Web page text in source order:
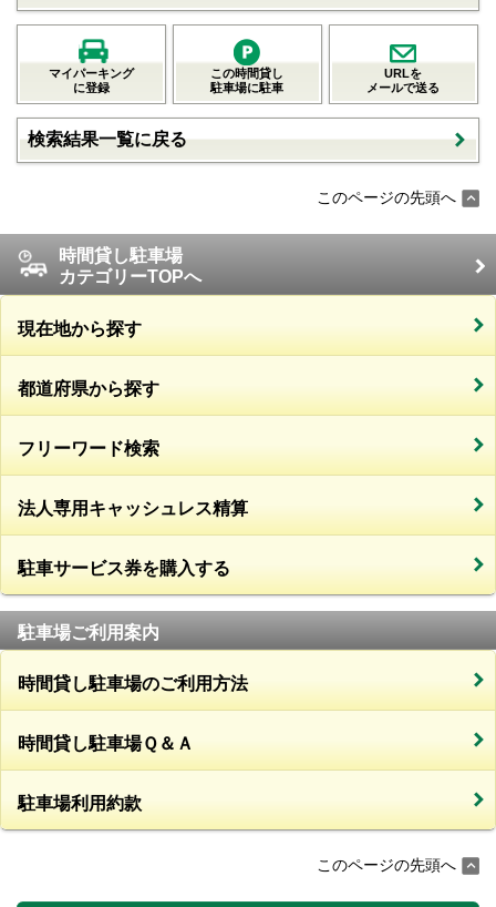
マイパーキング
に登録
この時間貸し
駐車場に駐車
URLを
メールで送る
検索結果一覧に戻る
このページの先頭へ
時間貸し駐車場
カテゴリーTOPへ
現在地から探す
都道府県から探す
フリーワード検索
法人専用キャッシュレス精算
駐車サービス券を購入する
駐車場ご利用案内
時間貸し駐車場のご利用方法
時間貸し駐車場Ｑ＆Ａ
駐車場利用約款
このページの先頭へ